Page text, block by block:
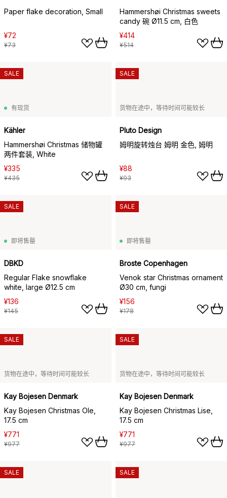
Paper flake decoration, Small
¥72
¥73
Hammershøi Christmas sweets
candy 碗 Ø11.5 cm, 白色
¥414
¥514
有现货
Kähler
Hammershøi Christmas 储物罐
两件套装, White
¥335
¥435
SALE
货物在途中，等待时间可能较长
Pluto Design
姆明旋转烛台 姆明 金色, 姆明
¥88
¥93
SALE
即将售罄
DBKD
Regular Flake snowflake
white, large Ø12.5 cm
¥136
¥145
SALE
即将售罄
Broste Copenhagen
Venok star Christmas ornament
Ø30 cm, fungi
¥156
¥178
SALE
货物在途中，等待时间可能较长
Kay Bojesen Denmark
Kay Bojesen Christmas Ole,
17.5 cm
¥771
¥977
SALE
货物在途中，等待时间可能较长
Kay Bojesen Denmark
Kay Bojesen Christmas Lise,
17.5 cm
¥771
¥977
SALE
SALE SALE